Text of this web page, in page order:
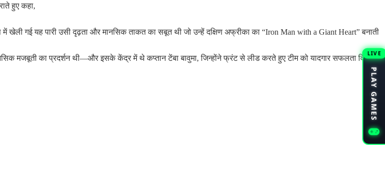
हुए कहा,
खेली गई यह पारी उसी दृढ़ता और मानसिक ताकत का सबूत थी जो उन्हें दक्षिण अफ्रीका का “Iron Man with a Giant Heart” बनाती
मजबूती का प्रदर्शन थी—और इसके केंद्र में थे कप्तान टेंबा बावुमा, जिन्होंने फ्रंट से लीड करते हुए टीम को यादगार सफलता दिलाई।
LIVE
PLAY GAMES